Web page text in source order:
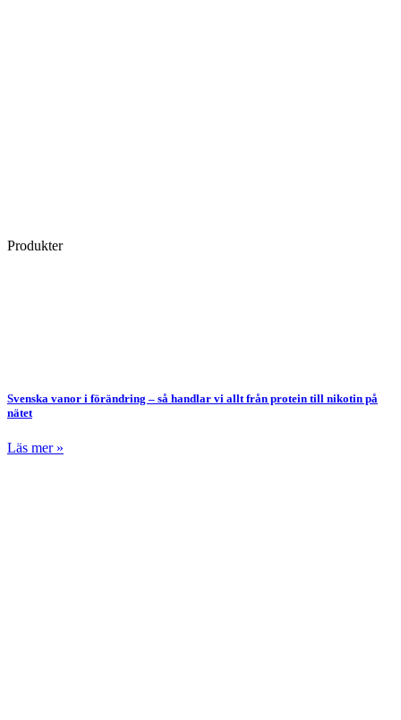
Produkter
Svenska vanor i förändring – så handlar vi allt från protein till nikotin på
nätet
Läs mer »